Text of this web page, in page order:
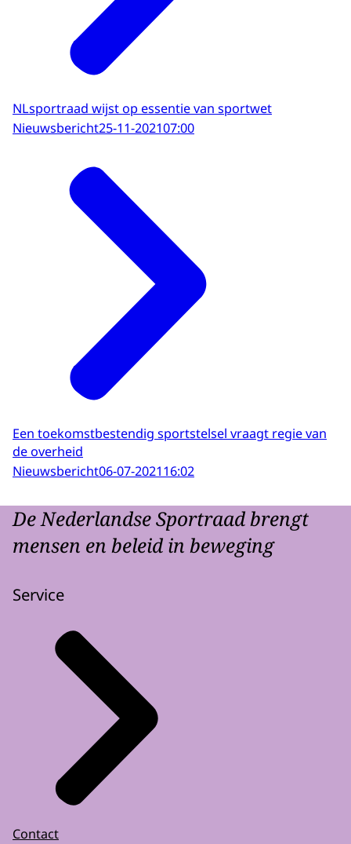
NLsportraad wijst op essentie van sportwet
Nieuwsbericht25-11-202107:00
Een toekomstbestendig sportstelsel vraagt regie van
de overheid
Nieuwsbericht06-07-202116:02
De Nederlandse Sportraad brengt
mensen en beleid in beweging
Service
Contact